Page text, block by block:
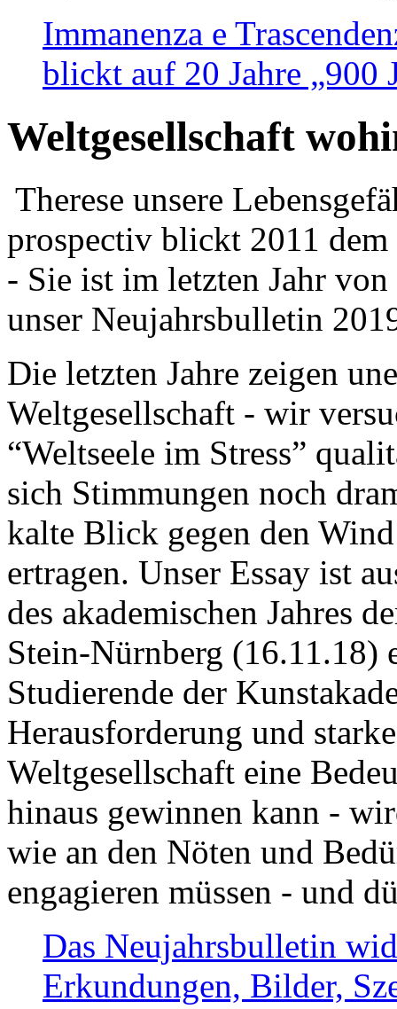
Immanenza e
blickt auf 20 Jahre „900
Weltgesellschaft
Therese unsere
prospectiv blickt 2011
- Sie ist im letzten Jahr
unser Neujahrsbulletin
Die letzten Jahre zeigen
Weltgesellschaft - wir
“Weltseele im Stress”
sich Stimmungen noch
kalte Blick gegen den
ertragen. Unser Essay ist
des akademischen Jahres
Stein-Nürnberg (16.11.18)
Studierende der
Herausforderung und
Weltgesellschaft eine
hinaus gewinnen kann -
wie an den Nöten und
engagieren müssen - und
Das Neujahrsbulletin
Erkundungen, Bilder,